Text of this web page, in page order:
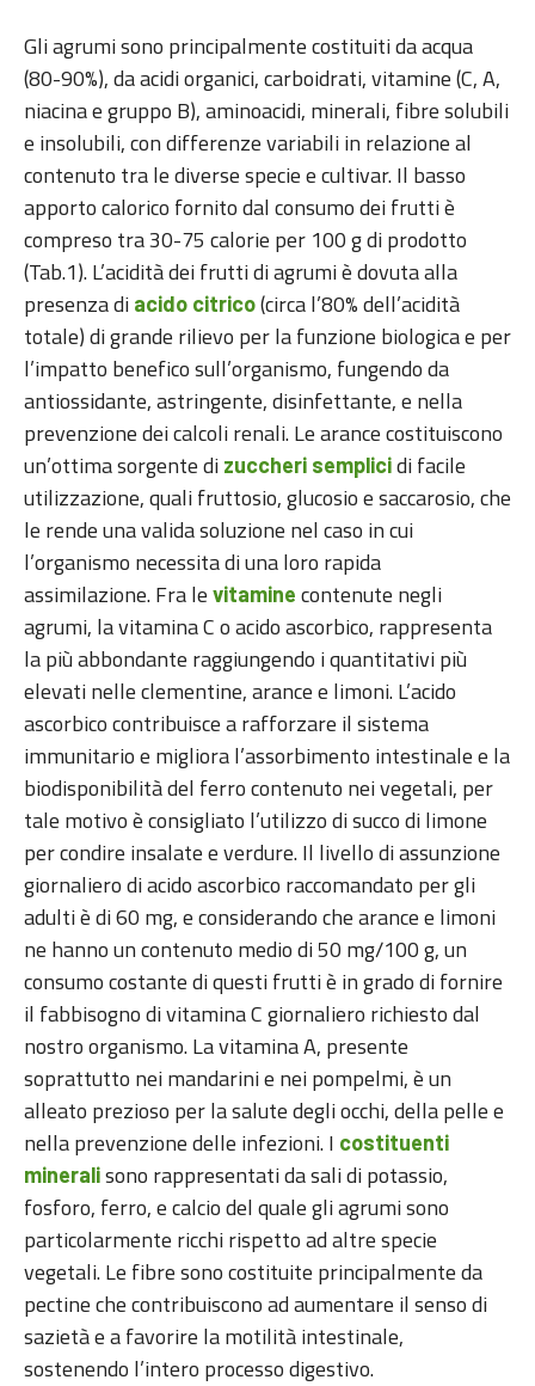
Gli agrumi sono principalmente costituiti da acqua
(80-90%), da acidi organici, carboidrati, vitamine (C, A,
niacina e gruppo B), aminoacidi, minerali, fibre solubili
e insolubili, con differenze variabili in relazione al
contenuto tra le diverse specie e cultivar. Il basso
apporto calorico fornito dal consumo dei frutti è
compreso tra 30-75 calorie per 100 g di prodotto
(Tab.1). L’acidità dei frutti di agrumi è dovuta alla
presenza di acido citrico(circa l’80% dell’acidità
totale) di grande rilievo per la funzione biologica e per
l’impatto benefico sull’organismo, fungendo da
antiossidante, astringente, disinfettante, e nella
prevenzione dei calcoli renali. Le arance costituiscono
un’ottima sorgente di zuccheri semplicidi facile
utilizzazione, quali fruttosio, glucosio e saccarosio, che
le rende una valida soluzione nel caso in cui
l’organismo necessita di una loro rapida
assimilazione. Fra le vitamine contenute negli
agrumi, la vitamina C o acido ascorbico, rappresenta
la più abbondante raggiungendo i quantitativi più
elevati nelle clementine, arance e limoni. L’acido
ascorbico contribuisce a rafforzare il sistema
immunitario e migliora l’assorbimento intestinale e la
biodisponibilità del ferro contenuto nei vegetali, per
tale motivo è consigliato l’utilizzo di succo di limone
per condire insalate e verdure. Il livello di assunzione
giornaliero di acido ascorbico raccomandato per gli
adulti è di 60 mg, e considerando che arance e limoni
ne hanno un contenuto medio di 50 mg/100 g, un
consumo costante di questi frutti è in grado di fornire
il fabbisogno di vitamina C giornaliero richiesto dal
nostro organismo. La vitamina A, presente
soprattutto nei mandarini e nei pompelmi, è un
alleato prezioso per la salute degli occhi, della pelle e
nella prevenzione delle infezioni. I costituenti
mineralisono rappresentati da sali di potassio,
fosforo, ferro, e calcio del quale gli agrumi sono
particolarmente ricchi rispetto ad altre specie
vegetali. Le fibre sono costituite principalmente da
pectine che contribuiscono ad aumentare il senso di
sazietà e a favorire la motilità intestinale,
sostenendo l’intero processo digestivo.